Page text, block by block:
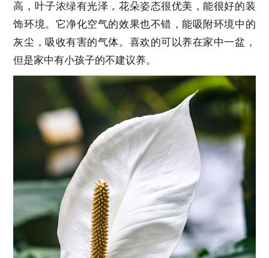
高，叶子浓绿有光泽，花朵姿态很优美，能很好的装
饰环境。它净化空气的效果也不错，能吸附环境中的
灰尘，吸收有害的气体。喜欢的可以养在家中一盆，
但是家中有小孩子的不建议养。